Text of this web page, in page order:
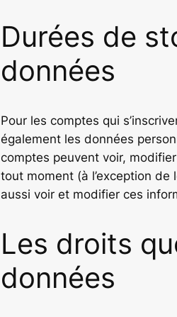
Durées de
données
Pour les comptes qui
également les données
comptes peuvent voir,
tout moment (à l’exception
aussi voir et modifier ces
Les droits
données